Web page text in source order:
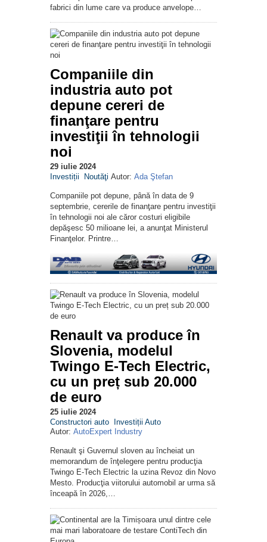
fabrici din lume care va produce anvelope…
Companiile din
industria auto pot
depune cereri de
finanţare pentru
investiţii în tehnologii
noi
29 iulie 2024
Investiții
Noutăţi Autor: Ada Ştefan
Companiile pot depune, până în data de 9
septembrie, cererile de finanţare pentru investiţii
în tehnologii noi ale căror costuri eligibile
depăşesc 50 milioane lei, a anunţat Ministerul
Finanţelor. Printre…
Renault va produce în
Slovenia, modelul
Twingo E-Tech Electric,
cu un preț sub 20.000
de euro
25 iulie 2024
Constructori auto Investiții Auto
Autor: AutoExpert Industry
Renault şi Guvernul sloven au încheiat un
memorandum de înţelegere pentru producţia
Twingo E-Tech Electric la uzina Revoz din Novo
Mesto. Producţia viitorului automobil ar urma să
înceapă în 2026,…